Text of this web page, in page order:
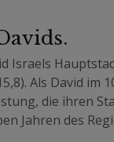
Israels
Als David im
die ihren
Jahren des